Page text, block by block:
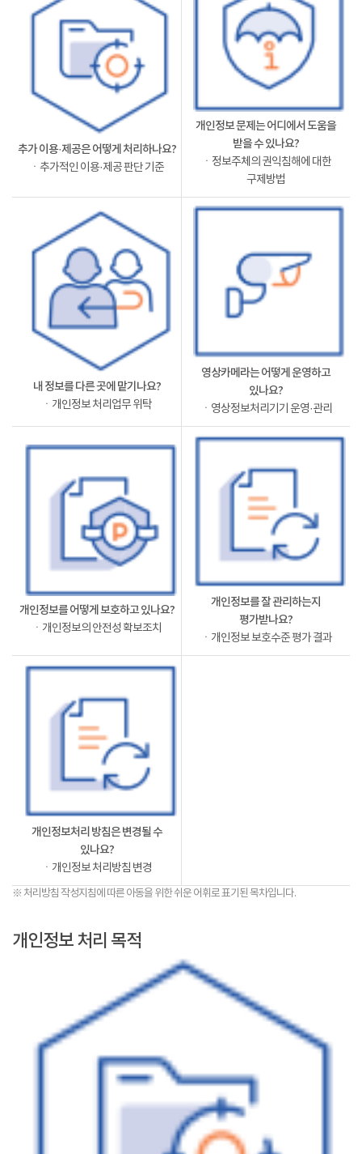
추가 이용·제공은 어떻게 처리하나요?
ㆍ추가적인 이용·제공 판단 기준
개인정보 문제는 어디에서 도움을
받을 수 있나요?
ㆍ정보주체의 권익침해에 대한
구제방법
내 정보를 다른 곳에 맡기나요?
ㆍ개인정보 처리업무 위탁
영상카메라는 어떻게 운영하고
있나요?
ㆍ영상정보처리기기 운영·관리
개인정보를 어떻게 보호하고 있나요?
ㆍ개인정보의 안전성 확보조치
개인정보를 잘 관리하는지
평가받나요?
ㆍ개인정보 보호수준 평가 결과
개인정보처리 방침은 변경될 수
있나요?
ㆍ개인정보 처리방침 변경
※ 처리방침 작성지침에 따른 아동을 위한 쉬운 어휘로 표기된 목차입니다.
개인정보 처리 목적